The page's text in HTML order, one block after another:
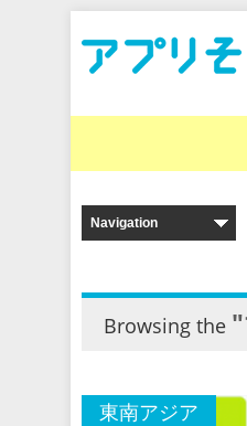
Browsing the
東南アジア